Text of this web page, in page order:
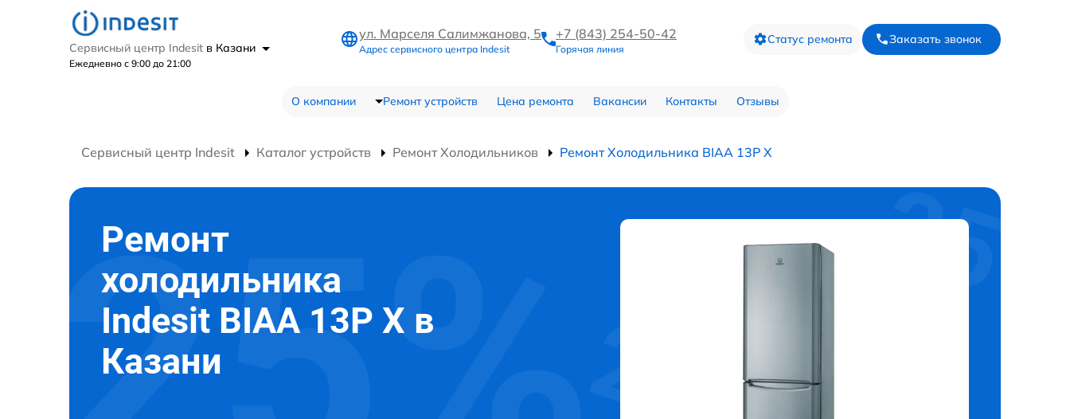
Сервисный центр Indesit в Казани
Ежедневно с 9:00 до 21:00
ул. Марселя Салимжанова, 5
Адрес сервисного центра Indesit
+7 (843) 254-50-42
Горячая линия
Статус ремонта Заказать звонок
О компании Ремонт устройств Цена ремонта Вакансии Контакты Отзывы
Сервисный центр Indesit Каталог устройств Ремонт Холодильников Ремонт Холодильника BIAA 13P X
Ремонт
холодильника
Indesit BIAA 13P X в
Казани